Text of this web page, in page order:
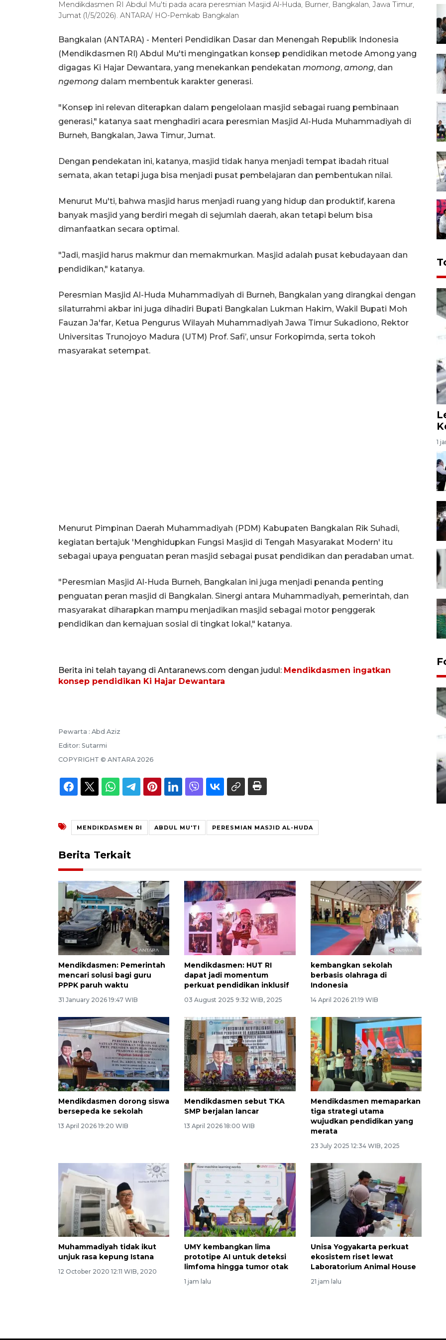
Mendikdasmen RI Abdul Mu'ti pada acara peresmian Masjid Al-Huda, Burner, Bangkalan, Jawa Timur,
Jumat (1/5/2026). ANTARA/ HO-Pemkab Bangkalan
Bangkalan (ANTARA) - Menteri Pendidikan Dasar dan Menengah Republik Indonesia
(Mendikdasmen RI) Abdul Mu'ti mengingatkan konsep pendidikan metode Among yang
digagas Ki Hajar Dewantara, yang menekankan pendekatan momong, among, dan
ngemong dalam membentuk karakter generasi.
"Konsep ini relevan diterapkan dalam pengelolaan masjid sebagai ruang pembinaan
generasi," katanya saat menghadiri acara peresmian Masjid Al-Huda Muhammadiyah di
Burneh, Bangkalan, Jawa Timur, Jumat.
Dengan pendekatan ini, katanya, masjid tidak hanya menjadi tempat ibadah ritual
semata, akan tetapi juga bisa menjadi pusat pembelajaran dan pembentukan nilai.
Menurut Mu'ti, bahwa masjid harus menjadi ruang yang hidup dan produktif, karena
banyak masjid yang berdiri megah di sejumlah daerah, akan tetapi belum bisa
dimanfaatkan secara optimal.
"Jadi, masjid harus makmur dan memakmurkan. Masjid adalah pusat kebudayaan dan
pendidikan," katanya.
Peresmian Masjid Al-Huda Muhammadiyah di Burneh, Bangkalan yang dirangkai dengan
silaturrahmi akbar ini juga dihadiri Bupati Bangkalan Lukman Hakim, Wakil Bupati Moh
Fauzan Ja'far, Ketua Pengurus Wilayah Muhammadiyah Jawa Timur Sukadiono, Rektor
Universitas Trunojoyo Madura (UTM) Prof. Safi’, unsur Forkopimda, serta tokoh
masyarakat setempat.
Menurut Pimpinan Daerah Muhammadiyah (PDM) Kabupaten Bangkalan Rik Suhadi,
kegiatan bertajuk 'Menghidupkan Fungsi Masjid di Tengah Masyarakat Modern' itu
sebagai upaya penguatan peran masjid sebagai pusat pendidikan dan peradaban umat.
"Peresmian Masjid Al-Huda Burneh, Bangkalan ini juga menjadi penanda penting
penguatan peran masjid di Bangkalan. Sinergi antara Muhammadiyah, pemerintah, dan
masyarakat diharapkan mampu menjadikan masjid sebagai motor penggerak
pendidikan dan kemajuan sosial di tingkat lokal," katanya.
Berita ini telah tayang di Antaranews.com dengan judul: Mendikdasmen ingatkan
konsep pendidikan Ki Hajar Dewantara
Pewarta : Abd Aziz
Editor: Sutarmi
COPYRIGHT © ANTARA 2026
MENDIKDASMEN RI ABDUL MU'TI PERESMIAN MASJID AL-HUDA
Berita Terkait
Mendikdasmen: Pemerintah
mencari solusi bagi guru
PPPK paruh waktu
31 January 2026 19:47 WIB
Mendikdasmen: HUT RI
dapat jadi momentum
perkuat pendidikan inklusif
03 August 2025 9:32 WIB, 2025
kembangkan sekolah
berbasis olahraga di
Indonesia
14 April 2026 21:19 WIB
Mendikdasmen dorong siswa
bersepeda ke sekolah
13 April 2026 19:20 WIB
Mendikdasmen sebut TKA
SMP berjalan lancar
13 April 2026 18:00 WIB
Mendikdasmen memaparkan
tiga strategi utama
wujudkan pendidikan yang
merata
23 July 2025 12:34 WIB, 2025
Muhammadiyah tidak ikut
unjuk rasa kepung Istana
12 October 2020 12:11 WIB, 2020
UMY kembangkan lima
prototipe AI untuk deteksi
limfoma hingga tumor otak
1 jam lalu
Unisa Yogyakarta perkuat
ekosistem riset lewat
Laboratorium Animal House
21 jam lalu
1